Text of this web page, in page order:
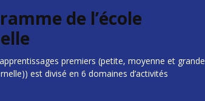
de l’école
premiers (petite, moyenne et grande
est divisé en 6 domaines d’activités